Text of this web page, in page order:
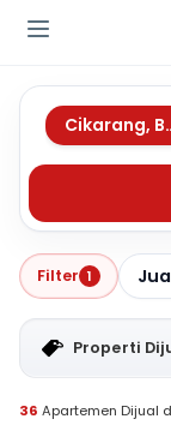
Cikarang, Bekasi
Filter 1
Properti
36 Apartemen Dijual